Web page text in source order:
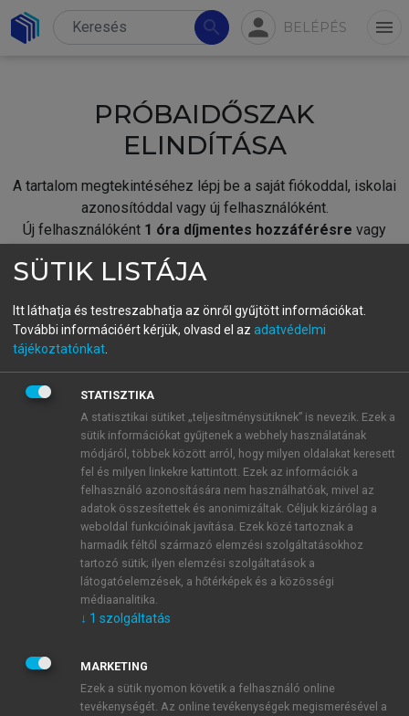
search person BELÉPÉS menu
PRÓBAIDŐSZAK
ELINDÍTÁSA
A tartalom megtekintéséhez lépj be a saját fiókoddal, iskolai
azonosítóddal vagy új felhasználóként.
Új felhasználóként 1 óra díjmentes hozzáférésre vagy
fiókoddal,vagy hozz létre új fiókot.
A regisztráció után apróbaidőszakautomatikusan
BELÉPÉS SAJÁT FIÓKKAL
ÚJ FIÓK LÉTREHOZÁSA
1 óra díjmentes hozzáférés
E-MAIL-CÍM
JELSZÓ
SÜTIK LISTÁJA
Itt láthatja és testreszabhatja az önről gyűjtött információkat.
További információért kérjük, olvasd el az adatvédelmi
tájékoztatónkat
STATISZTIKA
A statisztikai sütiket „teljesítménysütiknek” is nevezik. Ezek a
sütik információkat gyűjtenek a webhely használatának
módjáról, többek között arról, hogy milyen oldalakat keresett
fel és milyen linkekre kattintott. Ezek az információk a
felhasználó azonosítására nem használhatóak, mivel az
adatok összesítettek és anonimizáltak. Céljuk kizárólag a
weboldal funkcióinak javítása. Ezek közé tartoznak a
harmadik féltől származó elemzési szolgáltatásokhoz
tartozó sütik; ilyen elemzési szolgáltatások a
látogatóelemzések, a hőtérképek és a közösségi
médiaanalitika.
↓ 1 szolgáltatás
MARKETING
Ezek a sütik nyomon követik a felhasználó online
tevékenységét. Az online tevékenységek megismerésével a